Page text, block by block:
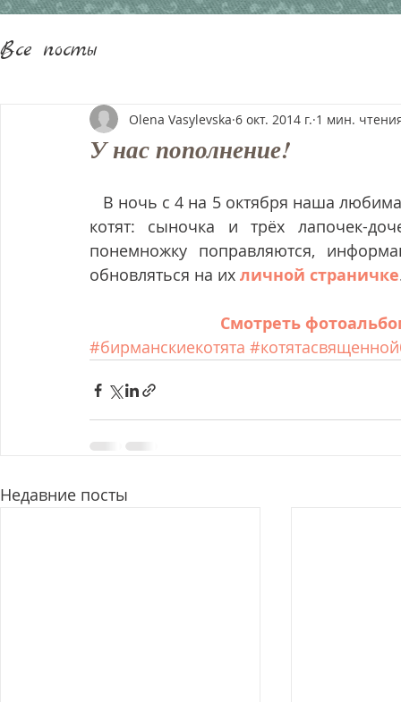
Все посты
У нас пополнение!
Olena Vasylevska 6 окт. 2014 г. 1 мин.
котят: сыночка и трёх лапочек-
понемножку поправляются,
обновляться на их личной страничке
Смотреть
#бирманскиекотята
Недавние посты